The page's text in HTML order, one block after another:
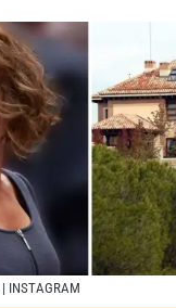
| INSTAGRAM